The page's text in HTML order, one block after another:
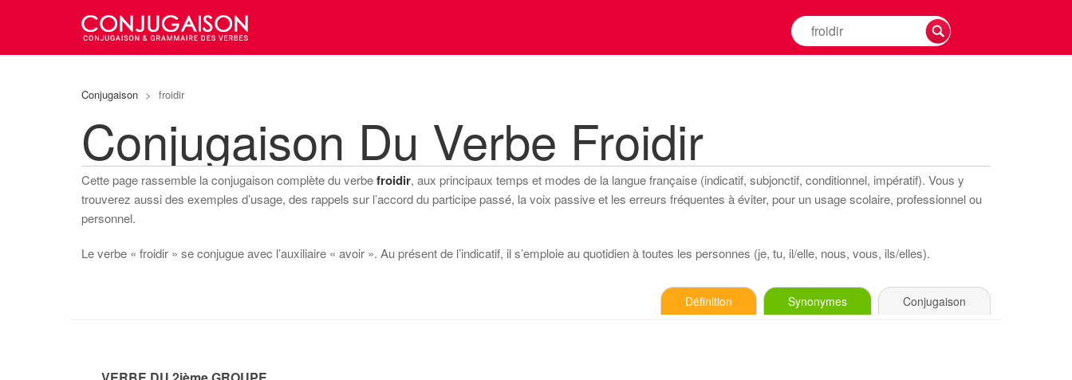
Rechercher
la
Conjugaison > froidir
Conjugaison Du Verbe Froidir
Cette page rassemble la conjugaison complète du verbefroidir, aux principaux temps et modes de la langue française (indicatif, subjonctif, conditionnel, impératif). Vous y
trouverez aussi des exemples d’usage, des rappels sur l’accord du participe passé, la voix passive et les erreurs fréquentes à éviter, pour un usage scolaire, professionnel ou
personnel.
Le verbe « froidir » se conjugue avec l’auxiliaire « avoir ». Au présent de l’indicatif, il s’emploie au quotidien à toutes les personnes (je, tu, il/elle, nous, vous, ils/elles).
Définition Synonymes Conjugaison